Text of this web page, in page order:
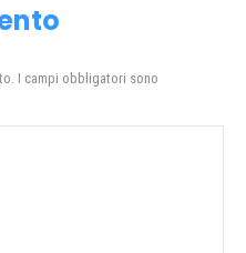
I campi obbligatori sono